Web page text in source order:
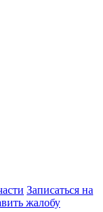
Записаться на
жалобу